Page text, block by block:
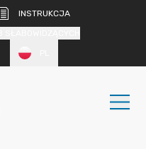
INSTRUKCJA